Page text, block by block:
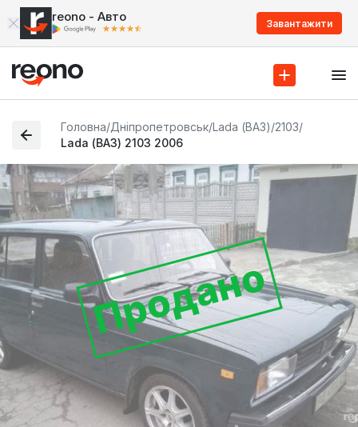
reono - Авто Завантажити
Головна/Дніпропетровськ/Lada (ВАЗ)/2103/
Lada (ВАЗ) 2103 2006
Продано